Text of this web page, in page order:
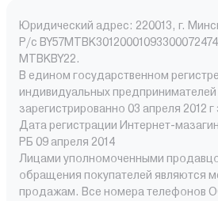
Юридический адрес: 220013, г.
Р/с
MTBKBY22.
В едином государственном
индивидуальных
зарегистрированно 03 апреля 2012
Дата регистрации Интернет-
РБ 09 апреля 2014
Лицами уполномоченными
обращения покупателей являются
продажам. Все номера телефонов